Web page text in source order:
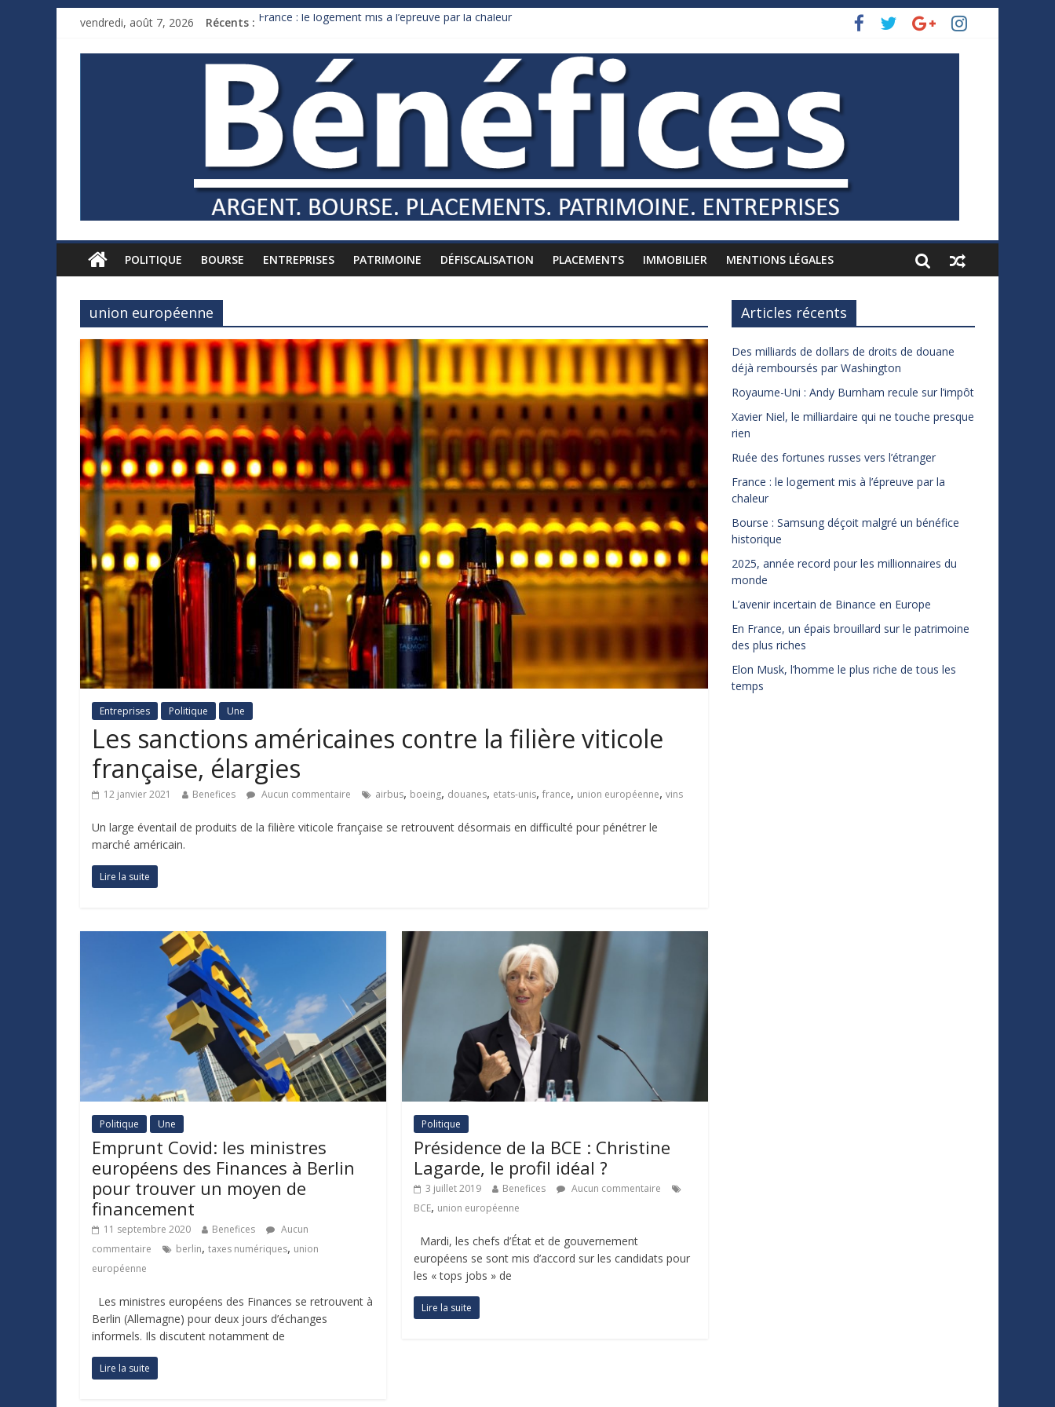
vendredi, août 7, 2026 Récents : France : le logement mis à l’épreuve par la chaleur
Royaume-Uni : Andy Burnham recule sur l’impôt
Xavier Niel, le milliardaire qui ne touche presque rien
Ruée des fortunes russes vers l’étranger
POLITIQUE BOURSE ENTREPRISES PATRIMOINE DÉFISCALISATION PLACEMENTS IMMOBILIER MENTIONS LÉGALES
union européenne
Entreprises Politique Une
Les sanctions américaines contre la filière viticole
française, élargies
12 janvier 2021 Benefices Aucun commentaire airbus, boeing, douanes, etats-unis, france, union européenne, vins
Un large éventail de produits de la filière viticole française se retrouvent désormais en difficulté pour pénétrer le
marché américain.
Lire la suite
Politique Une
Emprunt Covid: les ministres
européens des Finances à Berlin
pour trouver un moyen de
financement
11 septembre 2020 Benefices
Aucun
commentaire
berlin, taxes numériques, union
européenne
Les ministres européens des Finances se retrouvent à
Berlin (Allemagne) pour deux jours d’échanges
informels. Ils discutent notamment de
Lire la suite
Politique
Présidence de la BCE : Christine
Lagarde, le profil idéal ?
3 juillet 2019 Benefices
Aucun commentaire
BCE, union européenne
Mardi, les chefs d’État et de gouvernement
européens se sont mis d’accord sur les candidats pour
les « tops jobs » de
Lire la suite
Articles récents
Des milliards de dollars de droits de douane
déjà remboursés par Washington
Royaume-Uni : Andy Burnham recule sur l’impôt
Xavier Niel, le milliardaire qui ne touche presque
rien
Ruée des fortunes russes vers l’étranger
France : le logement mis à l’épreuve par la
chaleur
Bourse : Samsung déçoit malgré un bénéfice
historique
2025, année record pour les millionnaires du
monde
L’avenir incertain de Binance en Europe
En France, un épais brouillard sur le patrimoine
des plus riches
Elon Musk, l’homme le plus riche de tous les
temps